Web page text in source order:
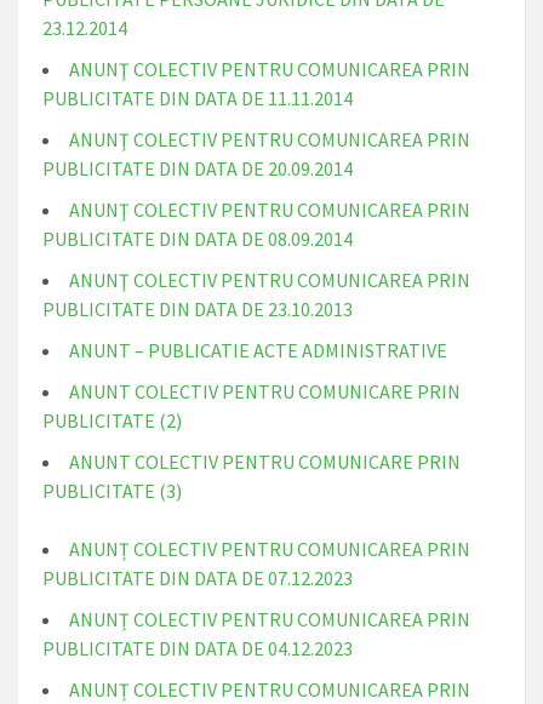
23.12.2014
ANUNŢ COLECTIV PENTRU COMUNICAREA PRIN
PUBLICITATE DIN DATA DE 11.11.2014
ANUNŢ COLECTIV PENTRU COMUNICAREA PRIN
PUBLICITATE DIN DATA DE 20.09.2014
ANUNŢ COLECTIV PENTRU COMUNICAREA PRIN
PUBLICITATE DIN DATA DE 08.09.2014
ANUNŢ COLECTIV PENTRU COMUNICAREA PRIN
PUBLICITATE DIN DATA DE 23.10.2013
ANUNT – PUBLICATIE ACTE ADMINISTRATIVE
ANUNT COLECTIV PENTRU COMUNICARE PRIN
PUBLICITATE (2)
ANUNT COLECTIV PENTRU COMUNICARE PRIN
PUBLICITATE (3)
ANUNȚ COLECTIV PENTRU COMUNICAREA PRIN
PUBLICITATE DIN DATA DE 07.12.2023
ANUNȚ COLECTIV PENTRU COMUNICAREA PRIN
PUBLICITATE DIN DATA DE 04.12.2023
ANUNȚ COLECTIV PENTRU COMUNICAREA PRIN